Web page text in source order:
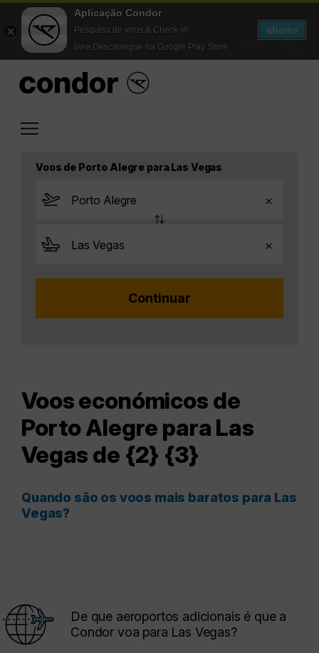
Aplicação Condor
Pesquisa de voos & Check-in
livre Descarregue na Google Play Store
aberto
Voos de Porto Alegre para Las Vegas
Voos económicos de
Porto Alegre para Las
Vegas de {2} {3}
Quando são os voos mais baratos para Las
Vegas?
De que aeroportos adicionais é que a
Condor voa para Las Vegas?